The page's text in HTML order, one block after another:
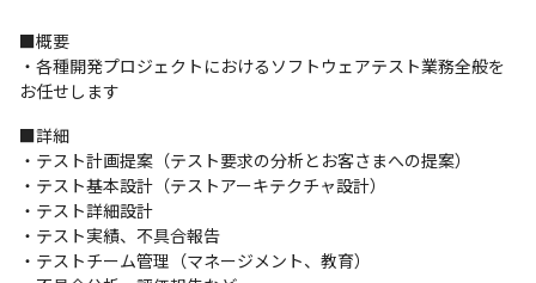
■概要
・各種開発プロジェクトにおけるソフトウェアテスト業務全般を
お任せします
■詳細
・テスト計画提案（テスト要求の分析とお客さまへの提案）
・テスト基本設計（テストアーキテクチャ設計）
・テスト詳細設計
・テスト実績、不具合報告
・テストチーム管理（マネージメント、教育）